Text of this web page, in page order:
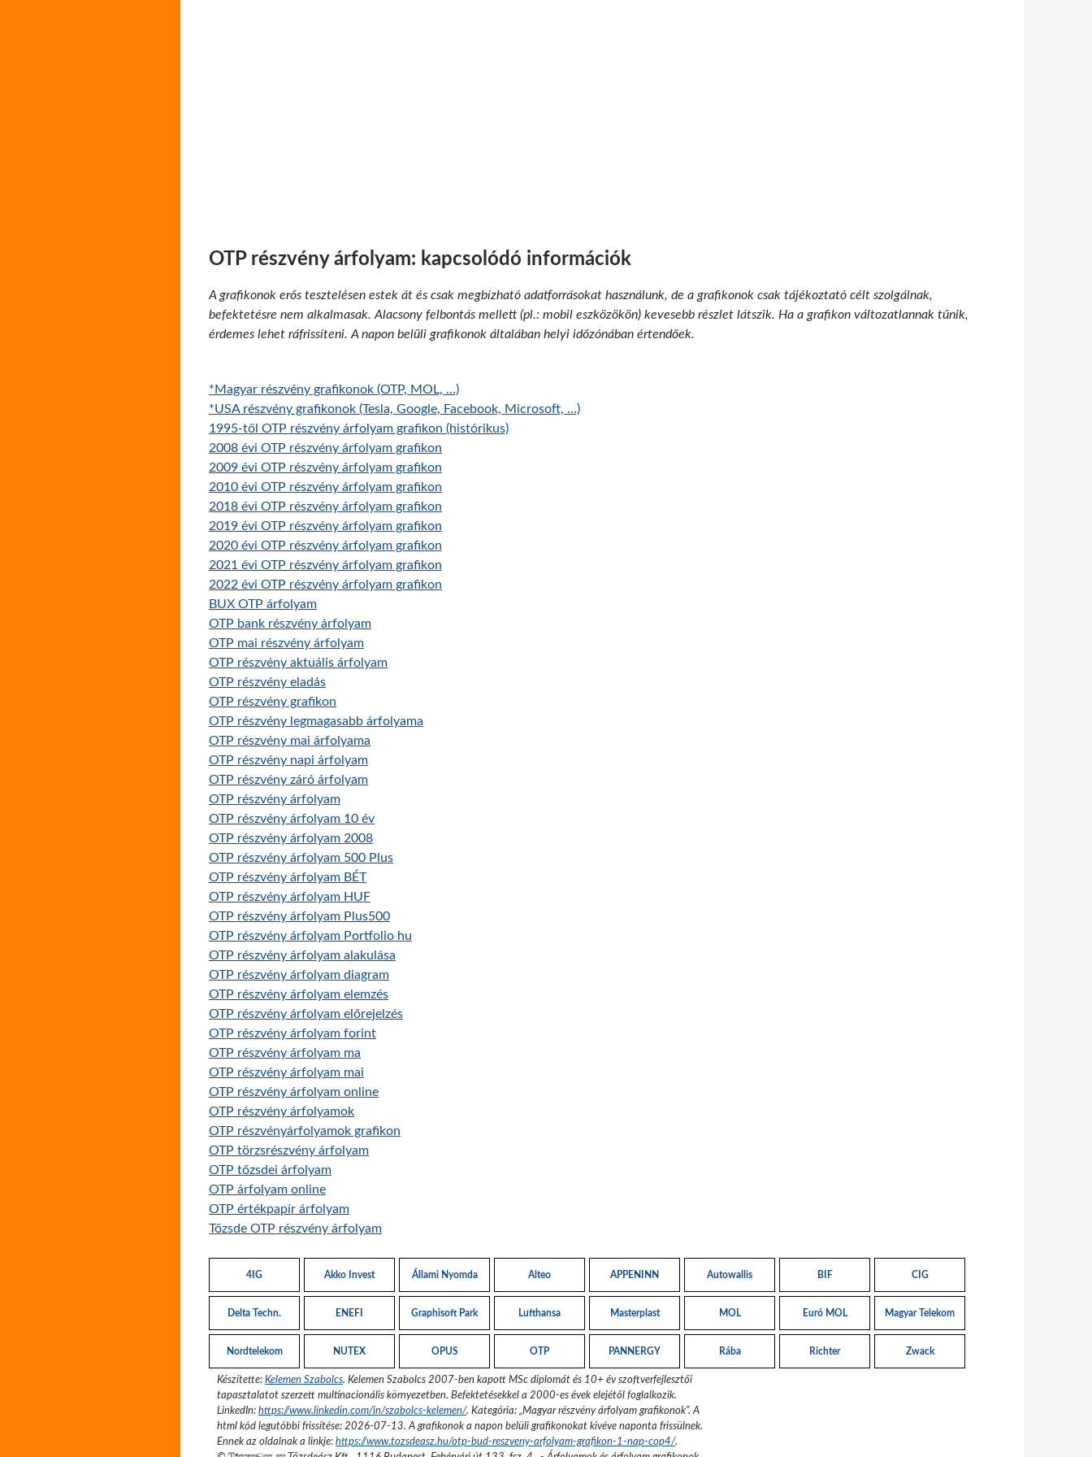
OTP részvény árfolyam: kapcsolódó információk
A grafikonok erős tesztelésen estek át és csak megbízható adatforrásokat használunk, de a grafikonok csak tájékoztató célt szolgálnak,
befektetésre nem alkalmasak. Alacsony felbontás mellett (pl.: mobil eszközökön) kevesebb részlet látszik. Ha a grafikon változatlannak tűnik,
érdemes lehet ráfrissíteni. A napon belüli grafikonok általában helyi időzónában értendőek.
*Magyar részvény grafikonok (OTP, MOL, …)
*USA részvény grafikonok (Tesla, Google, Facebook, Microsoft, …)
1995-től OTP részvény árfolyam grafikon (histórikus)
2008 évi OTP részvény árfolyam grafikon
2009 évi OTP részvény árfolyam grafikon
2010 évi OTP részvény árfolyam grafikon
2018 évi OTP részvény árfolyam grafikon
2019 évi OTP részvény árfolyam grafikon
2020 évi OTP részvény árfolyam grafikon
2021 évi OTP részvény árfolyam grafikon
2022 évi OTP részvény árfolyam grafikon
BUX OTP árfolyam
OTP bank részvény árfolyam
OTP mai részvény árfolyam
OTP részvény aktuális árfolyam
OTP részvény eladás
OTP részvény grafikon
OTP részvény legmagasabb árfolyama
OTP részvény mai árfolyama
OTP részvény napi árfolyam
OTP részvény záró árfolyam
OTP részvény árfolyam
OTP részvény árfolyam 10 év
OTP részvény árfolyam 2008
OTP részvény árfolyam 500 Plus
OTP részvény árfolyam BÉT
OTP részvény árfolyam HUF
OTP részvény árfolyam Plus500
OTP részvény árfolyam Portfolio hu
OTP részvény árfolyam alakulása
OTP részvény árfolyam diagram
OTP részvény árfolyam elemzés
OTP részvény árfolyam előrejelzés
OTP részvény árfolyam forint
OTP részvény árfolyam ma
OTP részvény árfolyam mai
OTP részvény árfolyam online
OTP részvény árfolyamok
OTP részvényárfolyamok grafikon
OTP törzsrészvény árfolyam
OTP tőzsdei árfolyam
OTP árfolyam online
OTP értékpapír árfolyam
Tőzsde OTP részvény árfolyam
4IG Akko Invest Állami Nyomda Alteo APPENINN Autowallis BIF CIG
Delta Techn. ENEFI Graphisoft Park Lufthansa Masterplast MOL Euró MOL Magyar Telekom
Nordtelekom NUTEX OPUS OTP PANNERGY Rába Richter Zwack
Készítette: Kelemen Szabolcs. Kelemen Szabolcs 2007-ben kapott MSc diplomát és 10+ év szoftverfejlesztői
tapasztalatot szerzett multinacionális környezetben. Befektetésekkel a 2000-es évek elejétől foglalkozik.
LinkedIn: https://www.linkedin.com/in/szabolcs-kelemen/. Kategória: „Magyar részvény árfolyam grafikonok”.A
html kód legutóbbi frissítése: 2026-07-13. A grafikonok a napon belüli grafikonokat kivéve naponta frissülnek.
Ennek az oldalnak a linkje: https://www.tozsdeasz.hu/otp-bud-reszveny-arfolyam-grafikon-1-nap-cop4/.